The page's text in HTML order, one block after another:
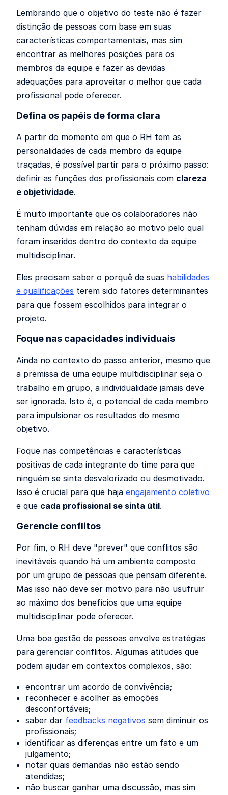
Lembrando que o objetivo do teste não é fazer
distinção de pessoas com base em suas
características comportamentais, mas sim
encontrar as melhores posições para os
membros da equipe e fazer as devidas
adequações para aproveitar o melhor que cada
profissional pode oferecer.
Defina os papéis de forma clara
A partir do momento em que o RH tem as
personalidades de cada membro da equipe
traçadas, é possível partir para o próximo passo:
definir as funções dos profissionais com clareza
e objetividade.
É muito importante que os colaboradores não
tenham dúvidas em relação ao motivo pelo qual
foram inseridos dentro do contexto da equipe
multidisciplinar.
Eles precisam saber o porquê de suas habilidades
e qualificações terem sido fatores determinantes
para que fossem escolhidos para integrar o
projeto.
Foque nas capacidades individuais
Ainda no contexto do passo anterior, mesmo que
a premissa de uma equipe multidisciplinar seja o
trabalho em grupo, a individualidade jamais deve
ser ignorada. Isto é, o potencial de cada membro
para impulsionar os resultados do mesmo
objetivo.
Foque nas competências e características
positivas de cada integrante do time para que
ninguém se sinta desvalorizado ou desmotivado.
Isso é crucial para que haja engajamento coletivo
e que cada profissional se sinta útil.
Gerencie conflitos
Por fim, o RH deve "prever" que conflitos são
inevitáveis quando há um ambiente composto
por um grupo de pessoas que pensam diferente.
Mas isso não deve ser motivo para não usufruir
ao máximo dos benefícios que uma equipe
multidisciplinar pode oferecer.
Uma boa gestão de pessoas envolve estratégias
para gerenciar conflitos. Algumas atitudes que
podem ajudar em contextos complexos, são:
encontrar um acordo de convivência;
reconhecer e acolher as emoções
desconfortáveis;
saber dar feedbacks negativos sem diminuir os
profissionais;
identificar as diferenças entre um fato e um
julgamento;
notar quais demandas não estão sendo
atendidas;
não buscar ganhar uma discussão, mas sim